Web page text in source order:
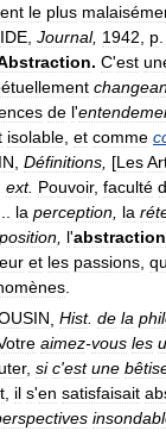
le plus
Journal, 1942 p
. C'est
de l'
isolable et comme
Définitions [Les
ext. Pouvoir, faculté d
la perception la
l'abstraction
et les passions
Hist. de la
aimez-vous les
, si c'est une
, il s'en satisfaisait